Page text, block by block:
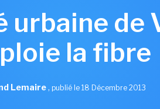
urbaine de
la fibre
Lemaire, publié le 18 Décembre 2013